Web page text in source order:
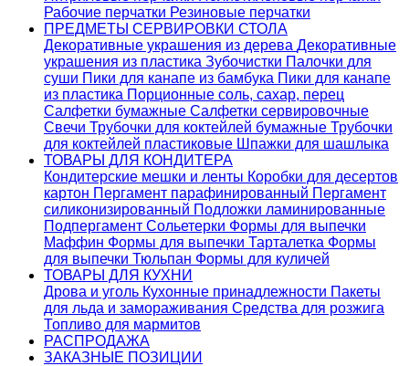
Рабочие перчатки Резиновые перчатки
ПРЕДМЕТЫ СЕРВИРОВКИ СТОЛА
Декоративные украшения из дерева Декоративные
украшения из пластика Зубочистки Палочки для
суши Пики для канапе из бамбука Пики для канапе
из пластика Порционные соль, сахар, перец
Салфетки бумажные Салфетки сервировочные
Свечи Трубочки для коктейлей бумажные Трубочки
для коктейлей пластиковые Шпажки для шашлыка
ТОВАРЫ ДЛЯ КОНДИТЕРА
Кондитерские мешки и ленты Коробки для десертов
картон Пергамент парафинированный Пергамент
силиконизированный Подложки ламинированные
Подпергамент Сольетерки Формы для выпечки
Маффин Формы для выпечки Тарталетка Формы
для выпечки Тюльпан Формы для куличей
ТОВАРЫ ДЛЯ КУХНИ
Дрова и уголь Кухонные принадлежности Пакеты
для льда и замораживания Средства для розжига
Топливо для мармитов
РАСПРОДАЖА
ЗАКАЗНЫЕ ПОЗИЦИИ